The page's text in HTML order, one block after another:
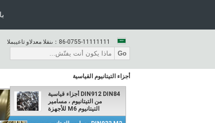
المبيعات والدعم الفنى： 86-0755-11111111
Go
أجزاء التيتانيوم القياسية
DIN912 DIN84 أجزاء قياسية
من التيتانيوم ، مسامير
التيتانيوم M6 للأجهزة